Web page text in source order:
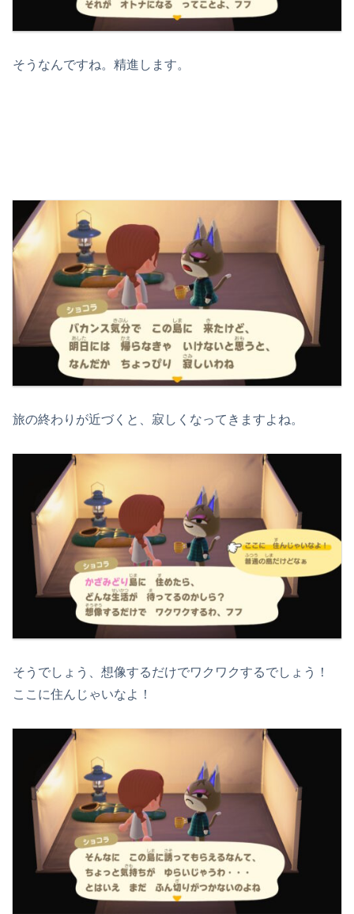
そうなんですね。精進します。
旅の終わりが近づくと、寂しくなってきますよね。
そうでしょう、想像するだけでワクワクするでしょう！
ここに住んじゃいなよ！